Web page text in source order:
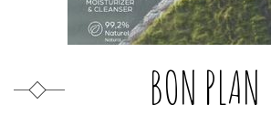
BON PLAN